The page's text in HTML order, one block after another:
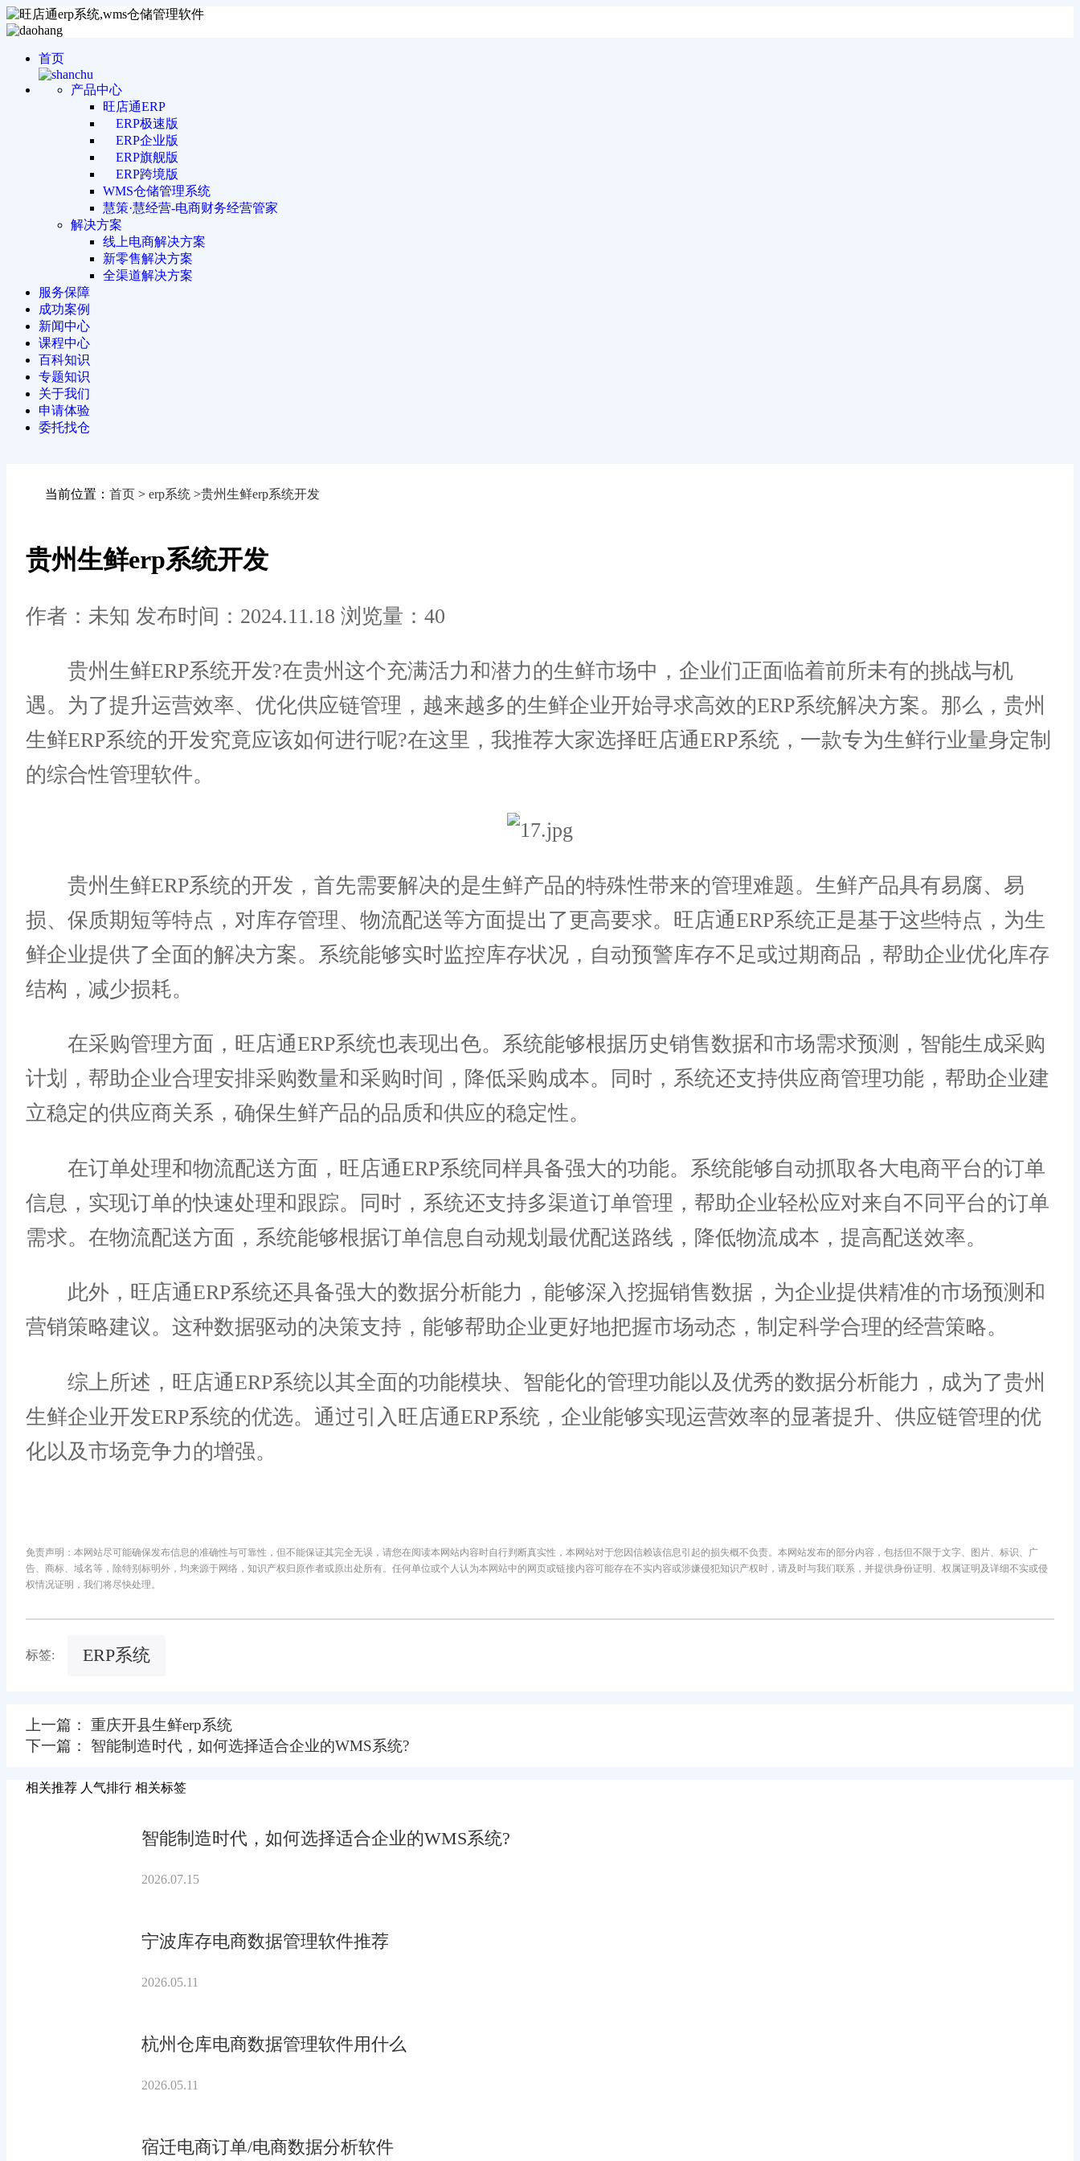
首页
产品中心
旺店通ERP
ERP极速版
ERP企业版
ERP旗舰版
ERP跨境版
WMS仓储管理系统
慧策·慧经营-电商财务经营管家
解决方案
线上电商解决方案
新零售解决方案
全渠道解决方案
服务保障
成功案例
新闻中心
课程中心
百科知识
专题知识
关于我们
申请体验
委托找仓
当前位置： 首页 > erp系统 >贵州生鲜erp系统开发
贵州生鲜erp系统开发
作者：未知 发布时间：2024.11.18 浏览量：40
贵州生鲜ERP系统开发?在贵州这个充满活力和潜力的生鲜市场中，企业们正面临着前所未有的挑战与机
遇。为了提升运营效率、优化供应链管理，越来越多的生鲜企业开始寻求高效的ERP系统解决方案。那么，贵州
生鲜ERP系统的开发究竟应该如何进行呢?在这里，我推荐大家选择旺店通ERP系统，一款专为生鲜行业量身定制
的综合性管理软件。
贵州生鲜ERP系统的开发，首先需要解决的是生鲜产品的特殊性带来的管理难题。生鲜产品具有易腐、易
损、保质期短等特点，对库存管理、物流配送等方面提出了更高要求。旺店通ERP系统正是基于这些特点，为生
鲜企业提供了全面的解决方案。系统能够实时监控库存状况，自动预警库存不足或过期商品，帮助企业优化库存
结构，减少损耗。
在采购管理方面，旺店通ERP系统也表现出色。系统能够根据历史销售数据和市场需求预测，智能生成采购
计划，帮助企业合理安排采购数量和采购时间，降低采购成本。同时，系统还支持供应商管理功能，帮助企业建
立稳定的供应商关系，确保生鲜产品的品质和供应的稳定性。
在订单处理和物流配送方面，旺店通ERP系统同样具备强大的功能。系统能够自动抓取各大电商平台的订单
信息，实现订单的快速处理和跟踪。同时，系统还支持多渠道订单管理，帮助企业轻松应对来自不同平台的订单
需求。在物流配送方面，系统能够根据订单信息自动规划最优配送路线，降低物流成本，提高配送效率。
此外，旺店通ERP系统还具备强大的数据分析能力，能够深入挖掘销售数据，为企业提供精准的市场预测和
营销策略建议。这种数据驱动的决策支持，能够帮助企业更好地把握市场动态，制定科学合理的经营策略。
综上所述，旺店通ERP系统以其全面的功能模块、智能化的管理功能以及优秀的数据分析能力，成为了贵州
生鲜企业开发ERP系统的优选。通过引入旺店通ERP系统，企业能够实现运营效率的显著提升、供应链管理的优
化以及市场竞争力的增强。
免责声明：本网站尽可能确保发布信息的准确性与可靠性，但不能保证其完全无误，请您在阅读本网站内容时自行判断真实性，本网站对于您因信赖该信息引起的损失概不负责。本网站发布的部分内容，包括但不限于文字、图片、标识、广
告、商标、域名等，除特别标明外，均来源于网络，知识产权归原作者或原出处所有。任何单位或个人认为本网站中的网页或链接内容可能存在不实内容或涉嫌侵犯知识产权时，请及时与我们联系，并提供身份证明、权属证明及详细不实或侵
权情况证明，我们将尽快处理。
标签: ERP系统
上一篇： 重庆开县生鲜erp系统
下一篇： 智能制造时代，如何选择适合企业的WMS系统?
相关推荐 人气排行 相关标签
智能制造时代，如何选择适合企业的WMS系统?
2026.07.15
宁波库存电商数据管理软件推荐
2026.05.11
杭州仓库电商数据管理软件用什么
2026.05.11
宿迁电商订单/电商数据分析软件